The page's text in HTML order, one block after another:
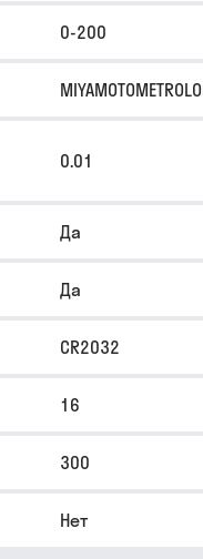
0-200
0.01
Да
Да
CR2032
16
300
Нет